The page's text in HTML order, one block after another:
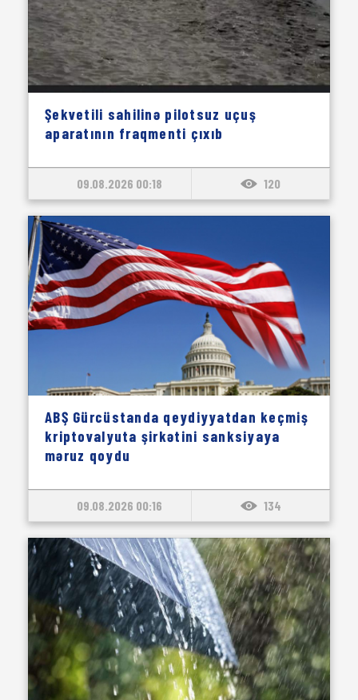
Şekvetili sahilinə pilotsuz uçuş
aparatının fraqmenti çıxıb
09.08.2026 00:18 120
ABŞ Gürcüstanda qeydiyyatdan keçmiş
kriptovalyuta şirkətini sanksiyaya
məruz qoydu
09.08.2026 00:16 134